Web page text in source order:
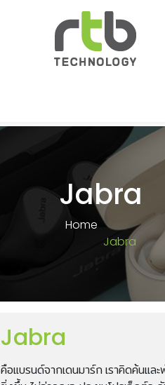
Jabra
Home
Jabra
Jabra
คือแบรนด์จากเดนมาร์ก เราคิดค้นแ